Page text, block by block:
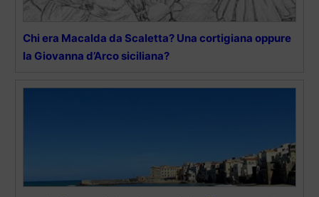
Chi era Macalda da Scaletta? Una cortigiana oppure
la Giovanna d’Arco siciliana?